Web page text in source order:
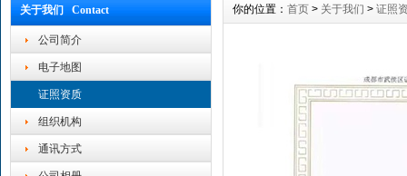
关于我们 Contact
公司简介
电子地图
证照资质
组织机构
通讯方式
你的位置： 首页 > 关于我们 > 证照